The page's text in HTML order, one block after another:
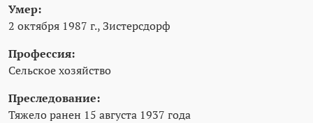
Умер:
2 октября 1987 г., Зистерсдорф
Профессия:
Сельское хозяйство
Преследование:
Тяжело ранен 15 августа 1937 года